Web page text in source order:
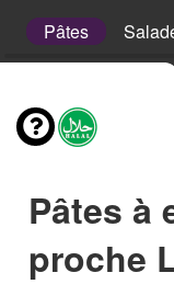
Pâtes
Pâtes à
proche